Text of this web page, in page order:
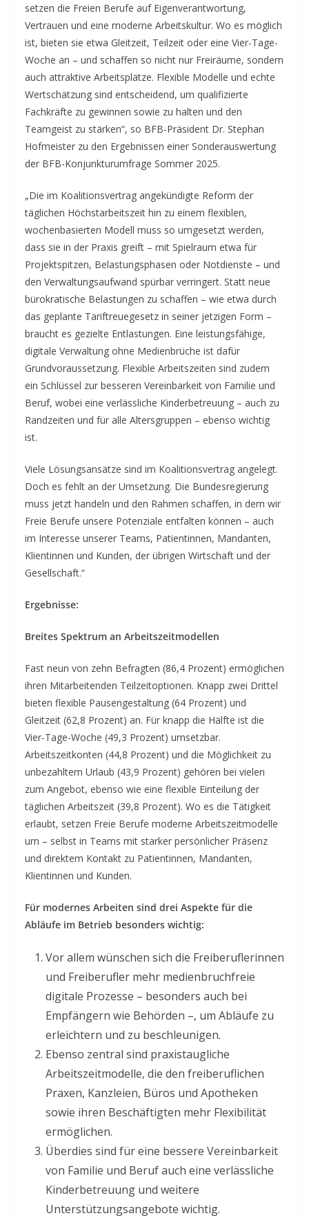
setzen die Freien Berufe auf Eigenverantwortung,
Vertrauen und eine moderne Arbeitskultur. Wo es möglich
ist, bieten sie etwa Gleitzeit, Teilzeit oder eine Vier-Tage-
Woche an – und schaffen so nicht nur Freiräume, sondern
auch attraktive Arbeitsplätze. Flexible Modelle und echte
Wertschätzung sind entscheidend, um qualifizierte
Fachkräfte zu gewinnen sowie zu halten und den
Teamgeist zu stärken“, so BFB-Präsident Dr. Stephan
Hofmeister zu den Ergebnissen einer Sonderauswertung
der BFB-Konjunkturumfrage Sommer 2025.
„Die im Koalitionsvertrag angekündigte Reform der
täglichen Höchstarbeitszeit hin zu einem flexiblen,
wochenbasierten Modell muss so umgesetzt werden,
dass sie in der Praxis greift – mit Spielraum etwa für
Projektspitzen, Belastungsphasen oder Notdienste – und
den Verwaltungsaufwand spürbar verringert. Statt neue
bürokratische Belastungen zu schaffen – wie etwa durch
das geplante Tariftreuegesetz in seiner jetzigen Form –
braucht es gezielte Entlastungen. Eine leistungsfähige,
digitale Verwaltung ohne Medienbrüche ist dafür
Grundvoraussetzung. Flexible Arbeitszeiten sind zudem
ein Schlüssel zur besseren Vereinbarkeit von Familie und
Beruf, wobei eine verlässliche Kinderbetreuung – auch zu
Randzeiten und für alle Altersgruppen – ebenso wichtig
ist.
Viele Lösungsansätze sind im Koalitionsvertrag angelegt.
Doch es fehlt an der Umsetzung. Die Bundesregierung
muss jetzt handeln und den Rahmen schaffen, in dem wir
Freie Berufe unsere Potenziale entfalten können – auch
im Interesse unserer Teams, Patientinnen, Mandanten,
Klientinnen und Kunden, der übrigen Wirtschaft und der
Gesellschaft.“
Ergebnisse:
Breites Spektrum an Arbeitszeitmodellen
Fast neun von zehn Befragten (86,4 Prozent) ermöglichen
ihren Mitarbeitenden Teilzeitoptionen. Knapp zwei Drittel
bieten flexible Pausengestaltung (64 Prozent) und
Gleitzeit (62,8 Prozent) an. Für knapp die Hälfte ist die
Vier-Tage-Woche (49,3 Prozent) umsetzbar.
Arbeitszeitkonten (44,8 Prozent) und die Möglichkeit zu
unbezahltem Urlaub (43,9 Prozent) gehören bei vielen
zum Angebot, ebenso wie eine flexible Einteilung der
täglichen Arbeitszeit (39,8 Prozent). Wo es die Tätigkeit
erlaubt, setzen Freie Berufe moderne Arbeitszeitmodelle
um – selbst in Teams mit starker persönlicher Präsenz
und direktem Kontakt zu Patientinnen, Mandanten,
Klientinnen und Kunden.
Für modernes Arbeiten sind drei Aspekte für die
Abläufe im Betrieb besonders wichtig:
Vor allem wünschen sich die Freiberuflerinnen
und Freiberufler mehr medienbruchfreie
digitale Prozesse – besonders auch bei
Empfängern wie Behörden –, um Abläufe zu
erleichtern und zu beschleunigen.
Ebenso zentral sind praxistaugliche
Arbeitszeitmodelle, die den freiberuflichen
Praxen, Kanzleien, Büros und Apotheken
sowie ihren Beschäftigten mehr Flexibilität
ermöglichen.
Überdies sind für eine bessere Vereinbarkeit
von Familie und Beruf auch eine verlässliche
Kinderbetreuung und weitere
Unterstützungsangebote wichtig.